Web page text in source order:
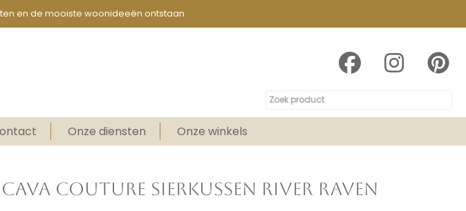
en de mooiste woonideeën ontstaan
Onze diensten Onze winkels
CAVA COUTURE SIERKUSSEN RIVER RAVEN